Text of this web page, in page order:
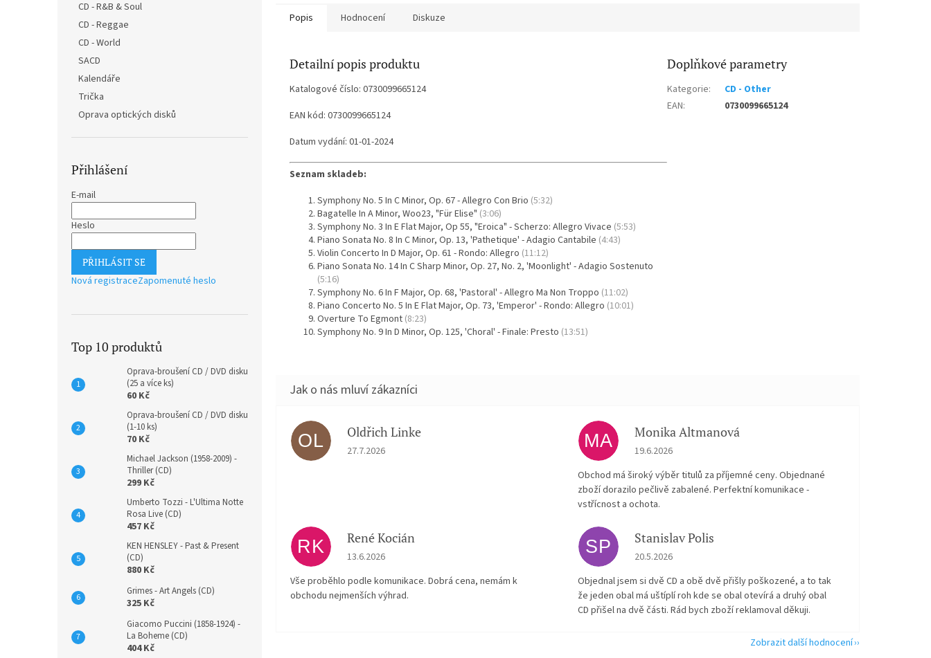
CD - R&B & Soul
CD - Reggae
CD - World
SACD
Kalendáře
Trička
Oprava optických disků
Přihlášení
E-mail
Heslo
PŘIHLÁSIT SE
Nová registraceZapomenuté heslo
Top 10 produktů
Oprava-broušení CD / DVD disku
(25 a více ks)
60 Kč
Oprava-broušení CD / DVD disku
(1-10 ks)
70 Kč
Michael Jackson (1958-2009) -
Thriller (CD)
299 Kč
Umberto Tozzi - L'Ultima Notte
Rosa Live (CD)
457 Kč
KEN HENSLEY - Past & Present
(CD)
880 Kč
Grimes - Art Angels (CD)
325 Kč
Giacomo Puccini (1858-1924) -
La Boheme (CD)
404 Kč
Popis Hodnocení Diskuze
Detailní popis produktu
Katalogové číslo: 0730099665124
EAN kód: 0730099665124
Datum vydání: 01-01-2024
Seznam skladeb:
Symphony No. 5 In C Minor, Op. 67 - Allegro Con Brio (5:32)
Bagatelle In A Minor, Woo23, "Für Elise" (3:06)
Symphony No. 3 In E Flat Major, Op 55, "Eroica" - Scherzo: Allegro Vivace (5:53)
Piano Sonata No. 8 In C Minor, Op. 13, 'Pathetique' - Adagio Cantabile (4:43)
Violin Concerto In D Major, Op. 61 - Rondo: Allegro (11:12)
Piano Sonata No. 14 In C Sharp Minor, Op. 27, No. 2, 'Moonlight' - Adagio Sostenuto
(5:16)
Symphony No. 6 In F Major, Op. 68, 'Pastoral' - Allegro Ma Non Troppo (11:02)
Piano Concerto No. 5 In E Flat Major, Op. 73, 'Emperor' - Rondo: Allegro (10:01)
Overture To Egmont (8:23)
Symphony No. 9 In D Minor, Op. 125, 'Choral' - Finale: Presto (13:51)
Doplňkové parametry
Kategorie:
CD - Other
EAN: 0730099665124
OL Oldřich Linke
Hodnocení obchodu je 5 z 5 hvězdiček.
27.7.2026 MA Monika Altmanová
Hodnocení obchodu je 5 z 5 hvězdiček.
19.6.2026
Obchod má široký výběr titulů za příjemné ceny. Objednané
zboží dorazilo pečlivě zabalené. Perfektní komunikace -
vstřícnost a ochota.
RK René Kocián
Hodnocení obchodu je 5 z 5 hvězdiček.
13.6.2026
Vše proběhlo podle komunikace. Dobrá cena, nemám k
obchodu nejmenších výhrad.
SP Stanislav Polis
Hodnocení obchodu je 2 z 5 hvězdiček.
20.5.2026
Objednal jsem si dvě CD a obě dvě přišly poškozené, a to tak
že jeden obal má uštíplí roh kde se obal otevírá a druhý obal
CD přišel na dvě části. Rád bych zboží reklamoval děkuji.
Zobrazit další hodnocení